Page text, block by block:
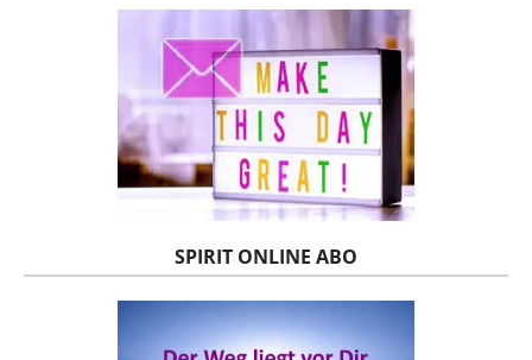
SPIRIT ONLINE ABO